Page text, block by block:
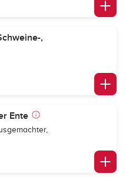
,
Ente